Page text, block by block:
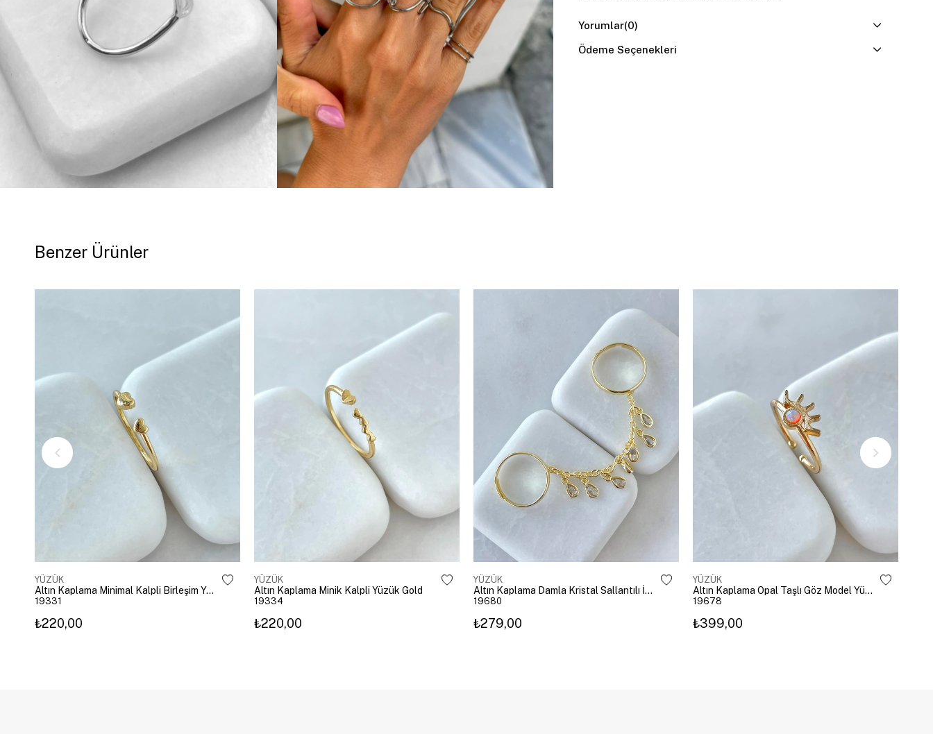
Yorumlar(0)
Ödeme Seçenekleri
Benzer Ürünler
YÜZÜK
Altın Kaplama Minimal Kalpli Birleşim Yüzük Gold
19331
₺220,00
YÜZÜK
Altın Kaplama Minik Kalpli Yüzük Gold
19334
₺220,00
YÜZÜK
Altın Kaplama Damla Kristal Sallantılı İkili Yüzük Gold
19680
₺279,00
YÜZÜK
Altın Kaplama Opal Taşlı Göz Model Yüzük Pembe
19678
₺399,00